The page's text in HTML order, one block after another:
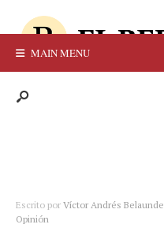
MAIN MENU
Escrito por Víctor Andrés Belaunde
Opinión